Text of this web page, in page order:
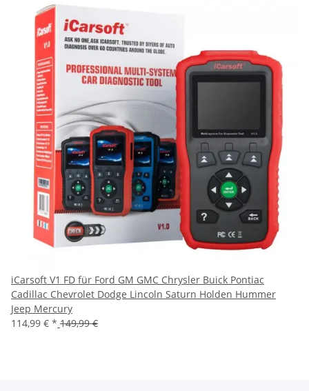
iCarsoft V1 FD für Ford GM GMC Chrysler Buick Pontiac
Cadillac Chevrolet Dodge Lincoln Saturn Holden Hummer
Jeep Mercury
114,99 € * 149,99 €